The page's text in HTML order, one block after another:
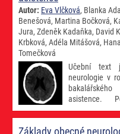
Autor: Eva Vlčková, Blanka
Benešová, Martina Bočková,
Jura, Zdeněk Kadaňka, David
Krbková, Adéla Mitášová,
Tomečková
Učební text
neurologie v
asistence.
nejčastějších
dospělého i dětského
jednotlivých onemocnění s
Základy obecné